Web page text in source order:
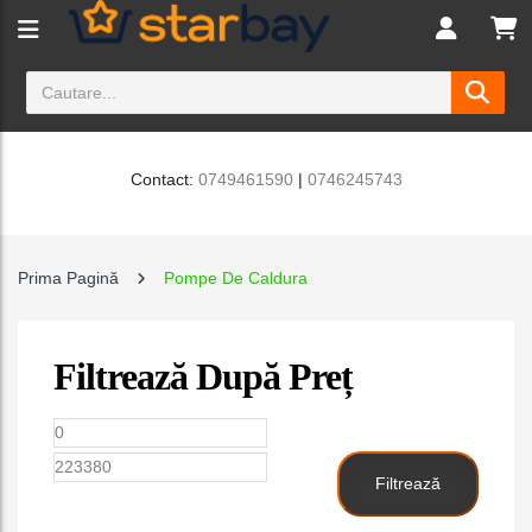
Contact: 0749461590| 0746245743
Prima Pagină Pompe De Caldura
Filtrează După Preț
Preț
minim
Filtrează